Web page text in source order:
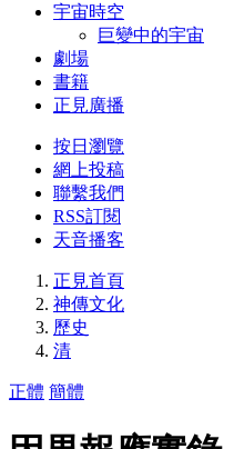
宇宙時空
巨變中的宇宙
劇場
書籍
正見廣播
按日瀏覽
網上投稿
聯繫我們
RSS訂閱
天音播客
正見首頁
神傳文化
歷史
清
正體 簡體